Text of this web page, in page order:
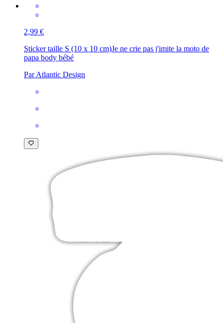
2,99 €
Sticker taille S (10 x 10 cm)Je ne crie pas j'imite la moto de
papa body bébé
Par Atlantic Design